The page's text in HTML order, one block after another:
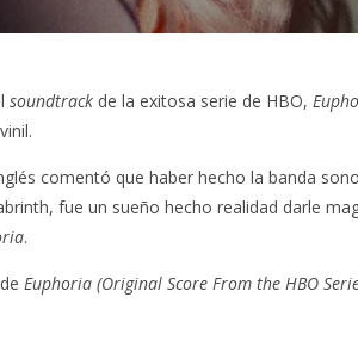
soundtrack de la exitosa serie de HBO,
comentó que haber hecho la banda
fue un sueño hecho realidad darle
.
de Euphoria (Original Score From the HBO